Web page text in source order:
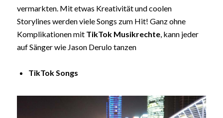
vermarkten. Mit etwas Kreativität und coolen
Storylines werden viele Songs zum Hit! Ganz ohne
Komplikationen mit TikTok Musikrechte, kann jeder
auf Sänger wie Jason Derulo tanzen
TikTok Songs